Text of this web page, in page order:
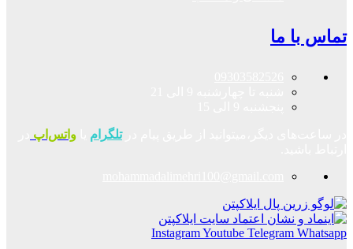
تماس با ما
در ساعت‌های دیگر،میتوانید از طریق پیام درتلگرام واتس‌اپ
InstagramYoutube Telegram Whatsapp